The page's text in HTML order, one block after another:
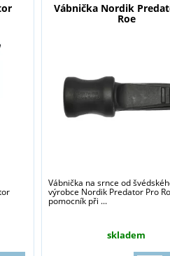
Vábnička Nordik
Roe
Vábnička na srnce od
výrobce Nordik Predator Pro
pomocník při ...
skladem